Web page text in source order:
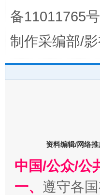
备11011765
制作采编部/
资料编辑/网络推
中国/公众/公
一、 遵守各